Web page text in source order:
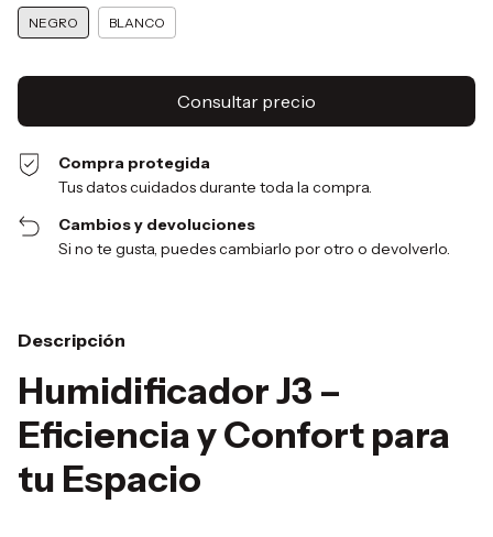
NEGRO BLANCO
Compra protegida
Tus datos cuidados durante toda la compra.
Cambios y devoluciones
Si no te gusta, puedes cambiarlo por otro o devolverlo.
Descripción
Humidificador J3 –
Eficiencia y Confort para
tu Espacio